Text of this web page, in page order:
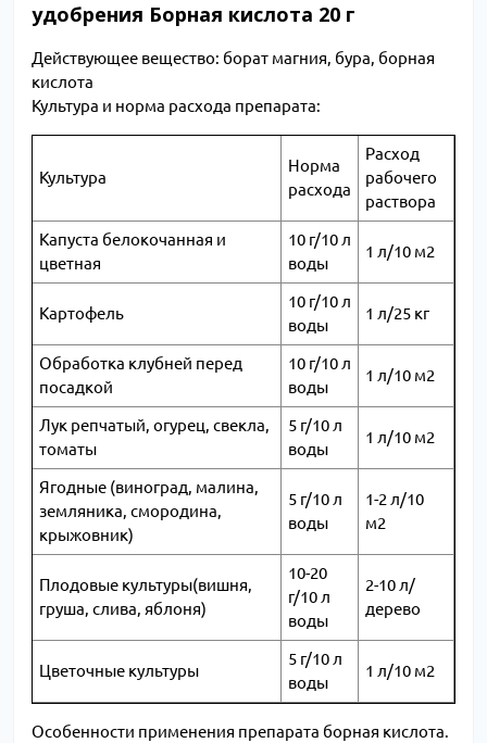
удобрения Борная кислота 20 г
Действующее вещество: борат магния, бура, борная
кислота
Культура и норма расхода препарата:
Культура
Норма
расхода
Расход
рабочего
раствора
Капуста белокочанная и
цветная
10 г/10 л
воды
1 л/10 м2
Картофель
10 г/10 л
воды
1 л/25 кг
Обработка клубней перед
посадкой
10 г/10 л
воды
1 л/10 м2
Лук репчатый, огурец, свекла,
томаты
5 г/10 л
воды
1 л/10 м2
Ягодные (виноград, малина,
земляника, смородина,
крыжовник)
5 г/10 л
воды
1-2 л/10
м2
Плодовые культуры(вишня,
груша, слива, яблоня)
10-20
г/10 л
воды
2-10 л/
дерево
Цветочные культуры
5 г/10 л
воды
1 л/10 м2
Особенности применения препарата борная кислота.